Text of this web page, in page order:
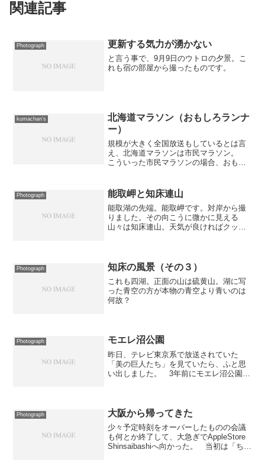
関連記事
Photograph 更新する気力が湧かない
と言う事で、9月9日のウトロの夕景。こ
れも宿の部屋から撮ったものです。
kumachan's
北海道マラソン（おもしろランナ
ー）
規模が大きく全国放送もしているとは言
え、北海道マラソンは市民マラソン。
こういった市民マラソンの場合、おもし
ました。1枚目は交通標識を背負っている
おじさん。 「止まれ」...
Photograph 能取岬と知床連山
能取湖の先端。能取岬です。対岸から撮
りました。その向こうに微かに見える
山々は知床連山。天気が良ければクッキ
Photograph 知床の風景（その３）
これも四湖。正面の山は硫黄山。湖に写
った青空の方が本物の青空より青いのは
何故？
Photograph モエレ沼公園
昨日、テレビ東京系で放送されていた
「美の巨人たち」を見ていたら、ふと思
い出しました。 3年前にモエレ沼公園へ
の時に撮ったもの。 ...
Photograph 大阪から帰ってきた
少々予定時刻をオーバーしたものの会議
も何とか終了して、大急ぎでAppleStore
Shinsaibashiへ向かった。 当初は「ちょ